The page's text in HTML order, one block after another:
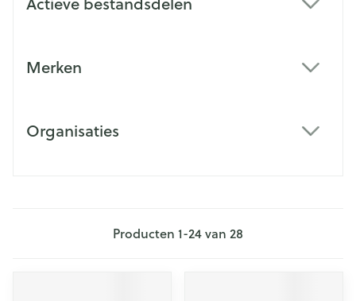
Merken
Organisaties
Producten 1-24van 28